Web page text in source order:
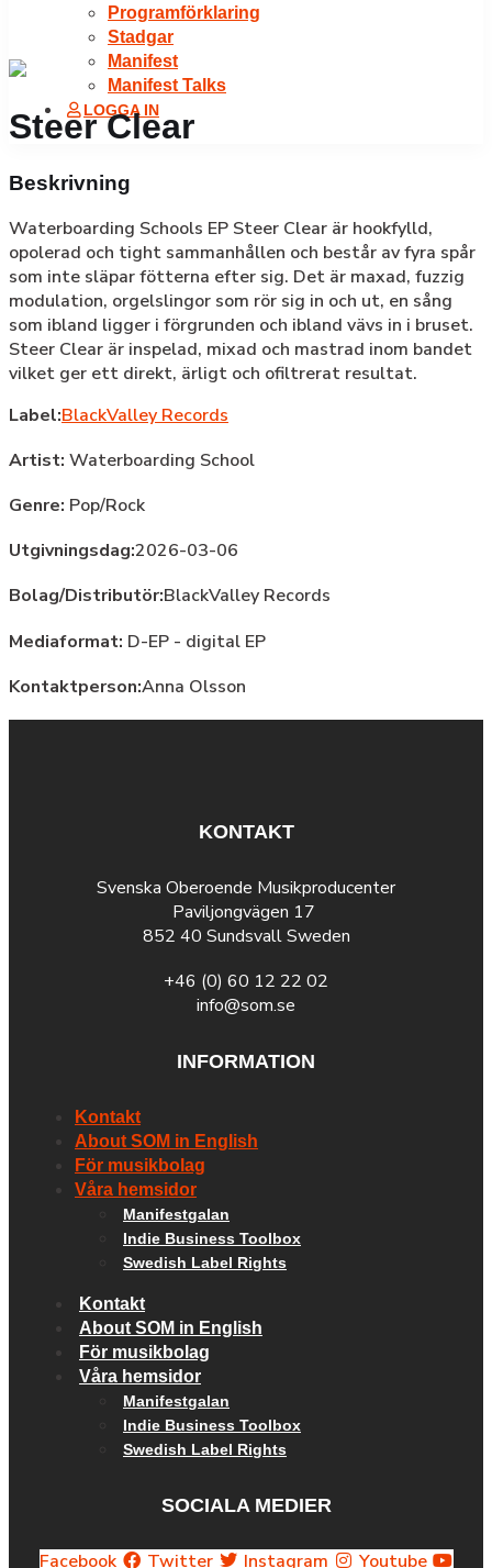
Programförklaring
Stadgar
Manifest
Manifest Talks
LOGGA IN
Steer Clear
Beskrivning
Waterboarding Schools EP Steer Clear är hookfylld,
opolerad och tight sammanhållen och består av fyra spår
som inte släpar fötterna efter sig. Det är maxad, fuzzig
modulation, orgelslingor som rör sig in och ut, en sång
som ibland ligger i förgrunden och ibland vävs in i bruset.
Steer Clear är inspelad, mixad och mastrad inom bandet
vilket ger ett direkt, ärligt och ofiltrerat resultat.
Label:BlackValley Records
Artist: Waterboarding School
Genre: Pop/Rock
Utgivningsdag:2026-03-06
Bolag/Distributör:BlackValley Records
Mediaformat: D-EP - digital EP
Kontaktperson:Anna Olsson
KONTAKT
Svenska Oberoende Musikproducenter
Paviljongvägen 17
852 40 Sundsvall Sweden
+46 (0) 60 12 22 02
info@som.se
INFORMATION
Kontakt
About SOM in English
För musikbolag
Våra hemsidor
Manifestgalan
Indie Business Toolbox
Swedish Label Rights
Kontakt
About SOM in English
För musikbolag
Våra hemsidor
Manifestgalan
Indie Business Toolbox
Swedish Label Rights
SOCIALA MEDIER
Facebook Twitter Instagram Youtube